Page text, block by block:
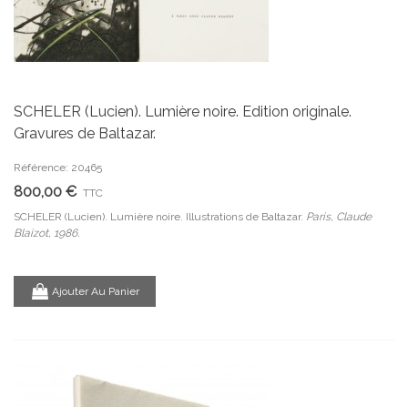
SCHELER (Lucien). Lumière noire. Edition originale.
Gravures de Baltazar.
Référence: 20465
800,00 € TTC
SCHELER (Lucien). Lumière noire. Illustrations de Baltazar. Paris, Claude
Blaizot, 1986.
Ajouter Au Panier